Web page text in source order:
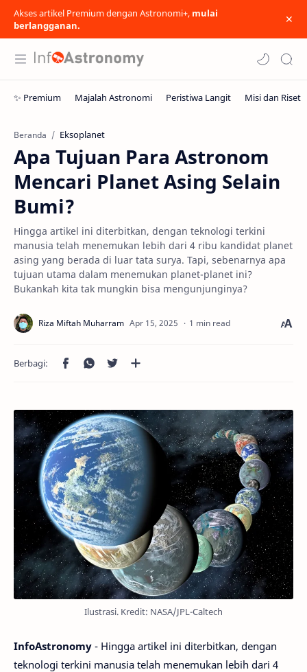
Akses artikel Premium dengan Astronomi+, mulai
berlangganan.
Beranda Eksoplanet
Apa Tujuan Para Astronom
Mencari Planet Asing Selain
Bumi?
Hingga artikel ini diterbitkan, dengan teknologi terkini
manusia telah menemukan lebih dari 4 ribu kandidat planet
asing yang berada di luar tata surya. Tapi, sebenarnya apa
tujuan utama dalam menemukan planet-planet ini?
Bukankah kita tak mungkin bisa mengunjunginya?
1 min read
Ilustrasi. Kredit: NASA/JPL-Caltech
InfoAstronomy - Hingga artikel ini diterbitkan, dengan
teknologi terkini manusia telah menemukan lebih dari 4